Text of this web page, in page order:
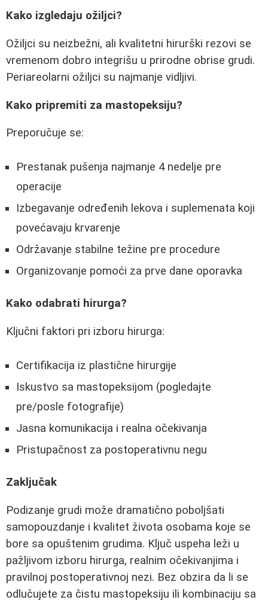
Kako izgledaju ožiljci?
Ožiljci su neizbežni, ali kvalitetni hirurški rezovi se
vremenom dobro integrišu u prirodne obrise grudi.
Periareolarni ožiljci su najmanje vidljivi.
Kako pripremiti za mastopeksiju?
Preporučuje se:
Prestanak pušenja najmanje 4 nedelje pre
operacije
Izbegavanje određenih lekova i suplemenata koji
povećavaju krvarenje
Održavanje stabilne težine pre procedure
Organizovanje pomoći za prve dane oporavka
Kako odabrati hirurga?
Ključni faktori pri izboru hirurga:
Certifikacija iz plastične hirurgije
Iskustvo sa mastopeksijom (pogledajte
pre/posle fotografije)
Jasna komunikacija i realna očekivanja
Pristupačnost za postoperativnu negu
Zaključak
Podizanje grudi može dramatično poboljšati
samopouzdanje i kvalitet života osobama koje se
bore sa opuštenim grudima. Ključ uspeha leži u
pažljivom izboru hirurga, realnim očekivanjima i
pravilnoj postoperativnoj nezi. Bez obzira da li se
odlučujete za čistu mastopeksiju ili kombinaciju sa